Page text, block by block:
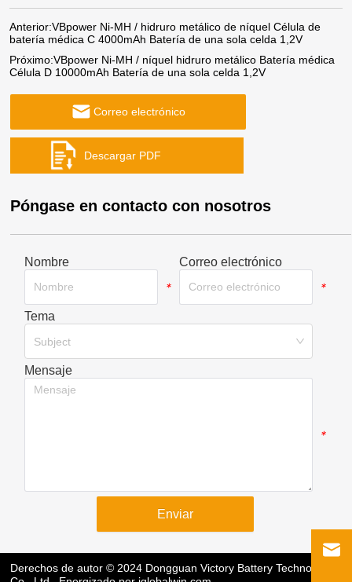
Anterior:VBpower Ni-MH / hidruro metálico de níquel Célula de
batería médica C 4000mAh Batería de una sola celda 1,2V
Próximo:VBpower Ni-MH / níquel hidruro metálico Batería médica
Célula D 10000mAh Batería de una sola celda 1,2V
Correo electrónico
Póngase en contacto con nosotros
Nombre
*
Correo electrónico
*
Tema
Subject
Mensaje
*
Enviar
Derechos de autor © 2024 Dongguan Victory Battery Technology